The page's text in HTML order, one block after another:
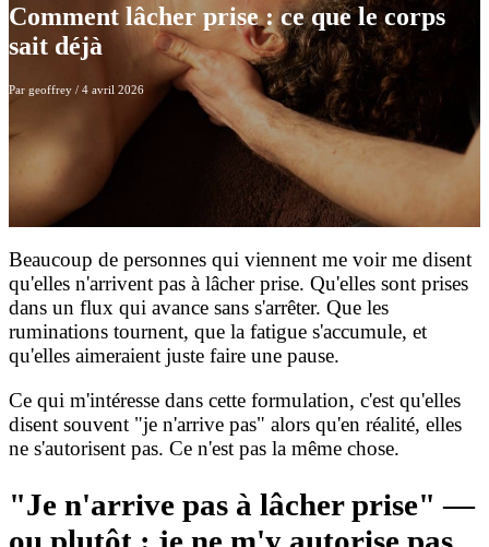
Comment lâcher prise : ce que le corps
sait déjà
Par geoffrey / 4 avril 2026
Beaucoup de personnes qui viennent me voir me disent
qu'elles n'arrivent pas à lâcher prise. Qu'elles sont prises
dans un flux qui avance sans s'arrêter. Que les
ruminations tournent, que la fatigue s'accumule, et
qu'elles aimeraient juste faire une pause.
Ce qui m'intéresse dans cette formulation, c'est qu'elles
disent souvent "je n'arrive pas" alors qu'en réalité, elles
ne s'autorisent pas. Ce n'est pas la même chose.
"Je n'arrive pas à lâcher prise" —